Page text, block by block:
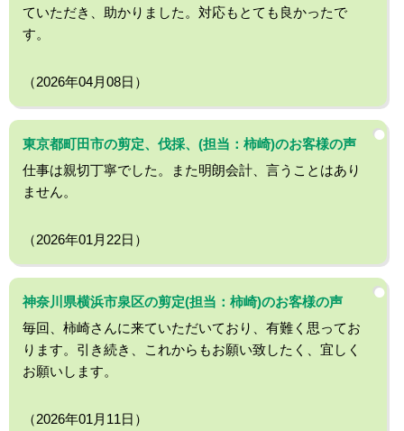
ていただき、助かりました。対応もとても良かったで
す。
（2026年04月08日）
東京都町田市の剪定、伐採、(担当：柿崎)のお客様の声
仕事は親切丁寧でした。また明朗会計、言うことはあり
ません。
（2026年01月22日）
神奈川県横浜市泉区の剪定(担当：柿崎)のお客様の声
毎回、柿崎さんに来ていただいており、有難く思ってお
ります。引き続き、これからもお願い致したく、宜しく
お願いします。
（2026年01月11日）